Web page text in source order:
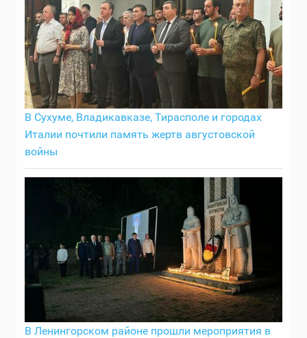
В Сухуме, Владикавказе, Тирасполе и городах
Италии почтили память жертв августовской
войны
В Ленингорском районе прошли мероприятия в